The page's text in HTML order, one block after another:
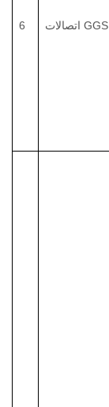
6 اتصالات GGS